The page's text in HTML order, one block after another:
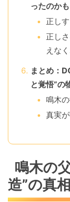
ったのか
正し
正し
えな
まとめ：
と覚悟”の
鳴木
真実
鳴木の
造”の真